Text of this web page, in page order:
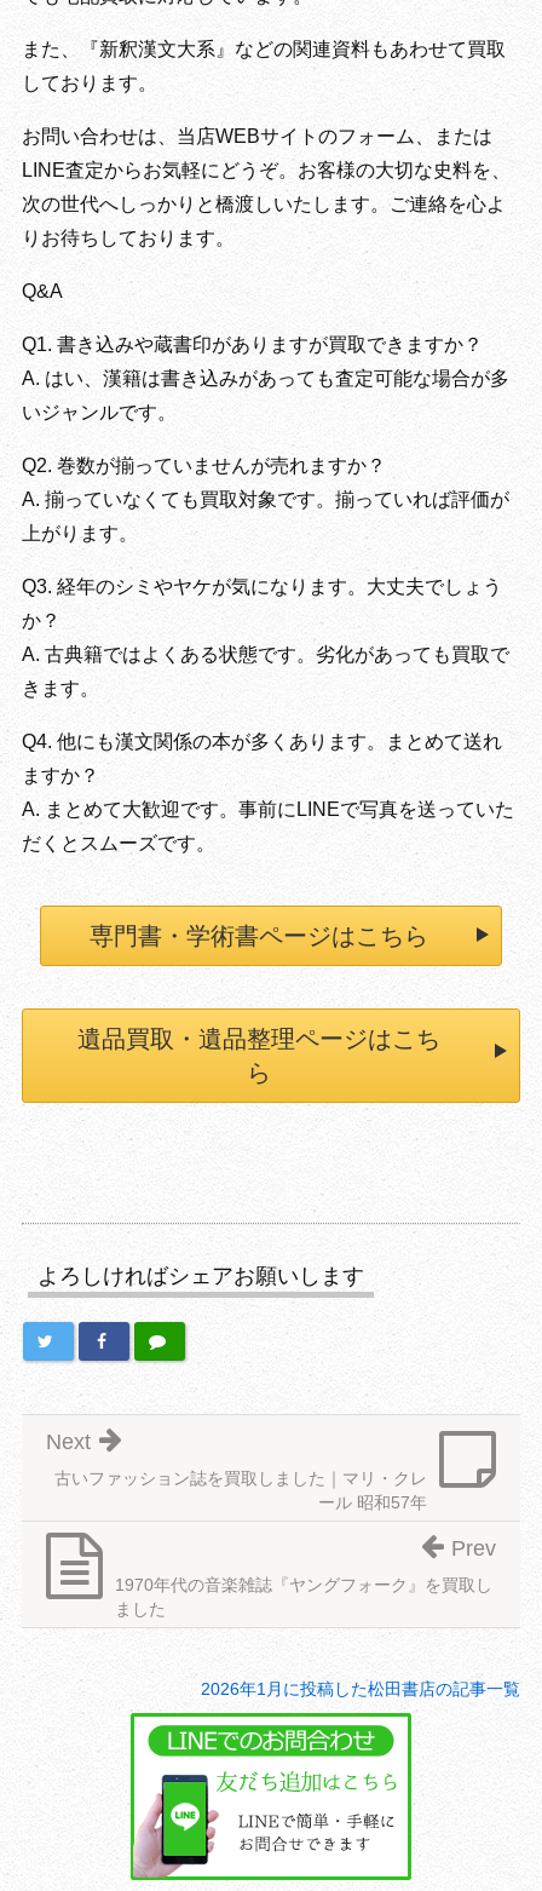
また、『新釈漢文大系』などの関連資料もあわせて買取
しております。
お問い合わせは、当店WEBサイトのフォーム、または
LINE査定からお気軽にどうぞ。お客様の大切な史料を、
次の世代へしっかりと橋渡しいたします。ご連絡を心よ
りお待ちしております。
Q&A
Q1. 書き込みや蔵書印がありますが買取できますか？
A. はい、漢籍は書き込みがあっても査定可能な場合が多
いジャンルです。
Q2. 巻数が揃っていませんが売れますか？
A. 揃っていなくても買取対象です。揃っていれば評価が
上がります。
Q3. 経年のシミやヤケが気になります。大丈夫でしょう
か？
A. 古典籍ではよくある状態です。劣化があっても買取で
きます。
Q4. 他にも漢文関係の本が多くあります。まとめて送れ
ますか？
A. まとめて大歓迎です。事前にLINEで写真を送っていた
だくとスムーズです。
専門書・学術書ページはこちら
遺品買取・遺品整理ページはこち
ら
よろしければシェアお願いします
古いファッション誌を買取しました｜マリ・クレ
ール 昭和57年
Next
1970年代の音楽雑誌『ヤングフォーク』を買取し
ました
Prev
2026年1月に投稿した松田書店の記事一覧